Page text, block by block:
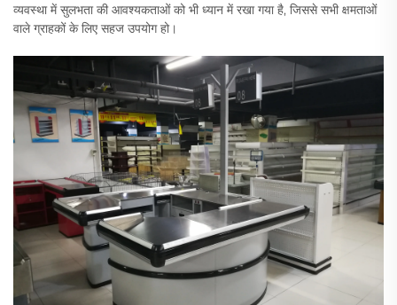
व्यवस्था में सुलभता की आवश्यकताओं को भी ध्यान में रखा गया है, जिससे सभी क्षमताओं
वाले ग्राहकों के लिए सहज उपयोग हो।